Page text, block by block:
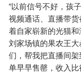
“以前信号不好，孩
视频通话、直播带
着自家崭新的光猫
刘家场镇的果农王
们，帮我把直播间
单早早售罄，收入比